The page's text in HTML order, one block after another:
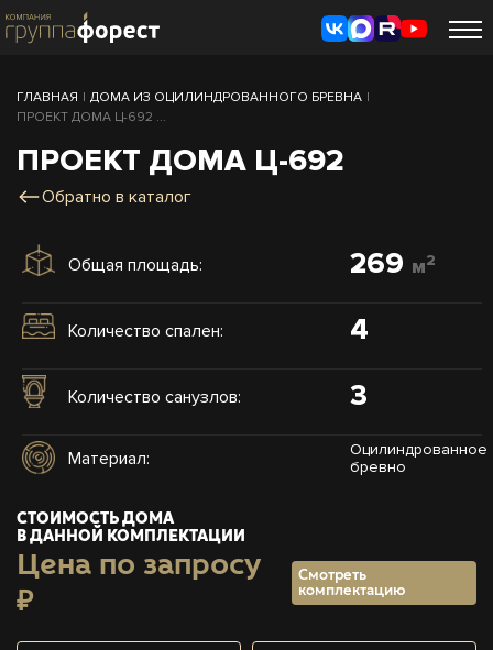
ГЛАВНАЯ | ДОМА ИЗ ОЦИЛИНДРОВАННОГО БРЕВНА |
ПРОЕКТ ДОМА Ц-692 ...
ПРОЕКТ ДОМА Ц-692
Обратно в каталог
Общая площадь: 269 м2
Количество спален: 4
Количество санузлов: 3
Материал:
Оцилиндрованное
бревно
СТОИМОСТЬ ДОМА
В ДАННОЙ КОМПЛЕКТАЦИИ
Цена по запросу
₽
Смотреть
комплектацию